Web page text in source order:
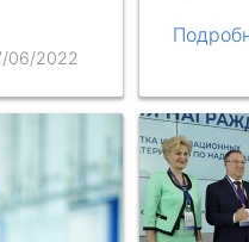
в
музее…
06/2022
РНИМУ и